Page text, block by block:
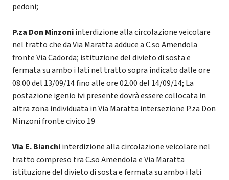
pedoni;
P.za Don Minzoni interdizione alla circolazione veicolare
nel tratto che da Via Maratta adduce a C.so Amendola
fronte Via Cadorda; istituzione del divieto di sosta e
fermata su ambo i lati nel tratto sopra indicato dalle ore
08.00 del 13/09/14 fino alle ore 02.00 del 14/09/14; La
postazione igenio ivi presente dovrà essere collocata in
altra zona individuata in Via Maratta intersezione P.za Don
Minzoni fronte civico 19
Via E. Bianchiinterdizione alla circolazione veicolare nel
tratto compreso tra C.so Amendola e Via Maratta
istituzione del divieto di sosta e fermata su ambo i lati